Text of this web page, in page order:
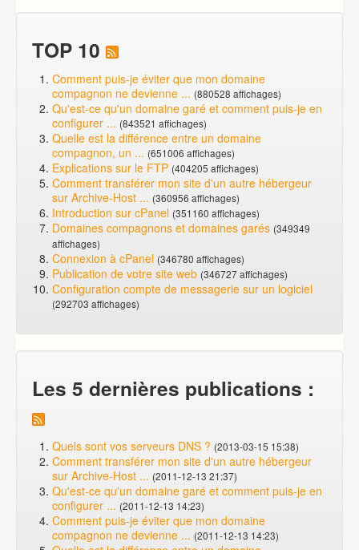
TOP 10
Comment puis-je éviter que mon domaine
compagnon ne devienne ... (880528 affichages)
Qu'est-ce qu'un domaine garé et comment puis-je en
configurer ... (843521 affichages)
Quelle est la différence entre un domaine
compagnon, un ... (651006 affichages)
Explications sur le FTP (404205 affichages)
Comment transférer mon site d'un autre hébergeur
sur Archive-Host ... (360956 affichages)
Introduction sur cPanel (351160 affichages)
Domaines compagnons et domaines garés (349349
affichages)
Connexion à cPanel (346780 affichages)
Publication de votre site web (346727 affichages)
Configuration compte de messagerie sur un logiciel
(292703 affichages)
Les 5 dernières publications :
Quels sont vos serveurs DNS ? (2013-03-15 15:38)
Comment transférer mon site d'un autre hébergeur
sur Archive-Host ... (2011-12-13 21:37)
Qu'est-ce qu'un domaine garé et comment puis-je en
configurer ... (2011-12-13 14:23)
Comment puis-je éviter que mon domaine
compagnon ne devienne ... (2011-12-13 14:23)